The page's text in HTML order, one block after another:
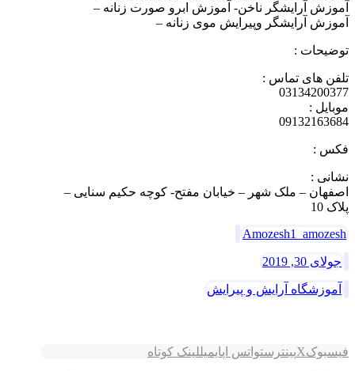
آموزش آرایشگر ناخن- آموزش ابرو صورت زنانه –
آموزش آرایشگر وپیرایش موی زنانه –
توضیحات :
تلفن های تماس :
03134200377
موبایل :
09132163684
فکس :
نشانی :
اصفهان – ملک شهر – خیابان مفتح- کوچه حکیم سنایی –
پلاک 10
Amozesh1_amozesh
جولای 30, 2019
آموزشگاه آرایش و پیرایش
فیسبوکXپینترستواتس اپایمیللینک کوتاه